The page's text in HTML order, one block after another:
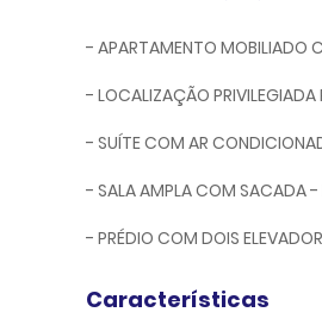
- APARTAMENTO MOBILIADO
- LOCALIZAÇÃO PRIVILEGIADA
- SUÍTE COM AR
- SALA AMPLA COM SACADA -
- PRÉDIO COM DOIS
Características